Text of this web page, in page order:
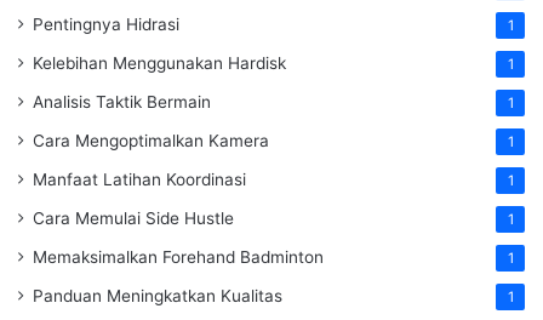
Pentingnya Hidrasi 1
Kelebihan Menggunakan Hardisk 1
Analisis Taktik Bermain 1
Cara Mengoptimalkan Kamera 1
Manfaat Latihan Koordinasi 1
Cara Memulai Side Hustle 1
Memaksimalkan Forehand Badminton 1
Panduan Meningkatkan Kualitas 1